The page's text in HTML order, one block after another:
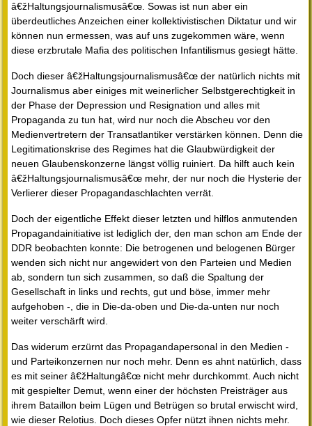
â€žHaltungsjournalismusâ€œ. Sowas ist nun aber ein
überdeutliches Anzeichen einer kollektivistischen Diktatur und wir
können nun ermessen, was auf uns zugekommen wäre, wenn
diese erzbrutale Mafia des politischen Infantilismus gesiegt hätte.
Doch dieser â€žHaltungsjournalismusâ€œ der natürlich nichts mit
Journalismus aber einiges mit weinerlicher Selbstgerechtigkeit in
der Phase der Depression und Resignation und alles mit
Propaganda zu tun hat, wird nur noch die Abscheu vor den
Medienvertretern der Transatlantiker verstärken können. Denn die
Legitimationskrise des Regimes hat die Glaubwürdigkeit der
neuen Glaubenskonzerne längst völlig ruiniert. Da hilft auch kein
â€žHaltungsjournalismusâ€œ mehr, der nur noch die Hysterie der
Verlierer dieser Propagandaschlachten verrät.
Doch der eigentliche Effekt dieser letzten und hilflos anmutenden
Propagandainitiative ist lediglich der, den man schon am Ende der
DDR beobachten konnte: Die betrogenen und belogenen Bürger
wenden sich nicht nur angewidert von den Parteien und Medien
ab, sondern tun sich zusammen, so daß die Spaltung der
Gesellschaft in links und rechts, gut und böse, immer mehr
aufgehoben -, die in Die-da-oben und Die-da-unten nur noch
weiter verschärft wird.
Das widerum erzürnt das Propagandapersonal in den Medien -
und Parteikonzernen nur noch mehr. Denn es ahnt natürlich, dass
es mit seiner â€žHaltungâ€œ nicht mehr durchkommt. Auch nicht
mit gespielter Demut, wenn einer der höchsten Preisträger aus
ihrem Bataillon beim Lügen und Betrügen so brutal erwischt wird,
wie dieser Relotius. Doch dieses Opfer nützt ihnen nichts mehr.